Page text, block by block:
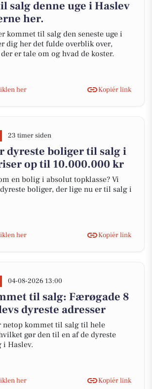
salg denne uge i Haslev
her.
kommet til salg den seneste uge i
dig her det fulde overblik over,
er tale om og hvad de koster.
her
Kopiér link
23 timer siden
dyreste boliger til salg i
op til 10.000.000 kr
en bolig i absolut topklasse? Vi
boliger, der lige nu er til salg i
her
Kopiér link
04-08-2026 13:00
til salg: Færøgade 8
dyreste adresser
netop kommet til salg til hele
gør den til en af de dyreste
Haslev.
her
Kopiér link